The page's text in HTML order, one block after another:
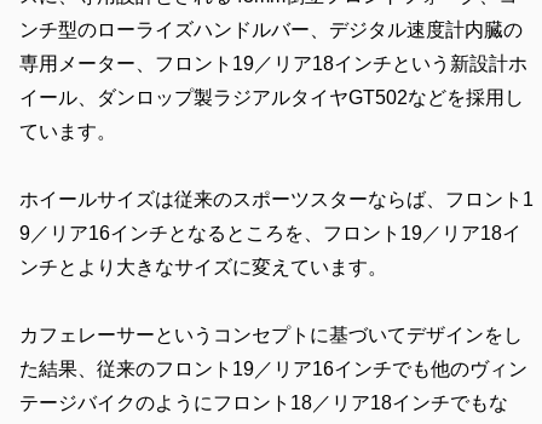
ンチ型のローライズハンドルバー、デジタル速度計内臓の
専用メーター、フロント19／リア18インチという新設計ホ
イール、ダンロップ製ラジアルタイヤGT502などを採用し
ています。
ホイールサイズは従来のスポーツスターならば、フロント1
9／リア16インチとなるところを、フロント19／リア18イ
ンチとより大きなサイズに変えています。
カフェレーサーというコンセプトに基づいてデザインをし
た結果、従来のフロント19／リア16インチでも他のヴィン
テージバイクのようにフロント18／リア18インチでもな